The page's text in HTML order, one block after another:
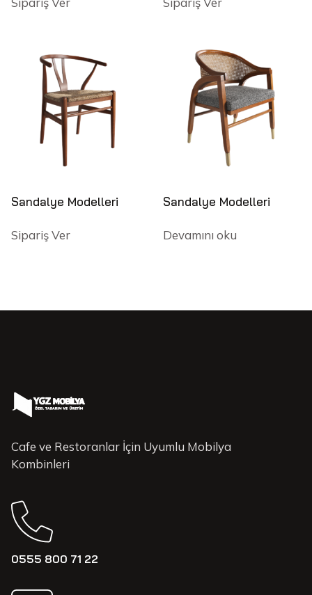
Sandalye Modelleri
Sipariş Ver
Sandalye Modelleri
Devamını oku
Cafe ve Restoranlar İçin Uyumlu Mobilya
Kombinleri
0555 800 71 22